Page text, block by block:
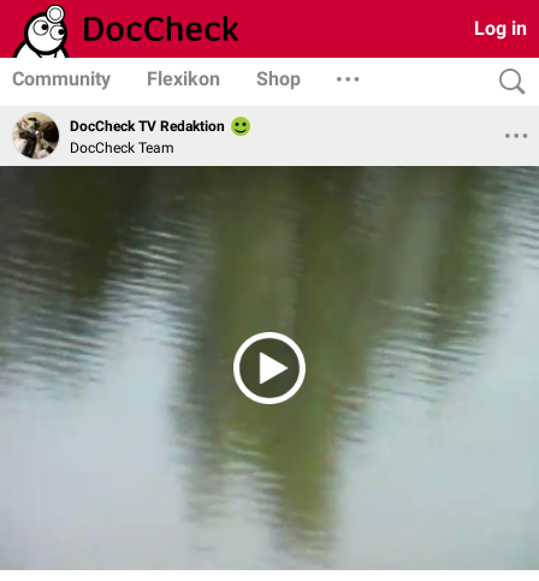
Log in
Community Flexikon Shop
DocCheck TV Redaktion
DocCheck Team